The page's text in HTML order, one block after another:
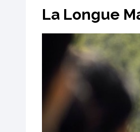
La Longue